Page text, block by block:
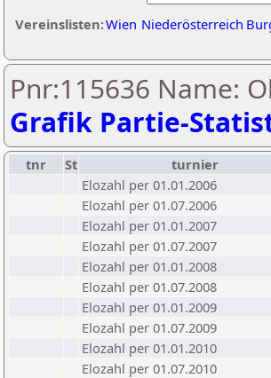
Vereinslisten:Wien Niederösterreich
Pnr:115636 Name:
Grafik Partie-
tnr St turnier
Elozahl per 01.01.2006
Elozahl per 01.07.2006
Elozahl per 01.01.2007
Elozahl per 01.07.2007
Elozahl per 01.01.2008
Elozahl per 01.07.2008
Elozahl per 01.01.2009
Elozahl per 01.07.2009
Elozahl per 01.01.2010
Elozahl per 01.07.2010